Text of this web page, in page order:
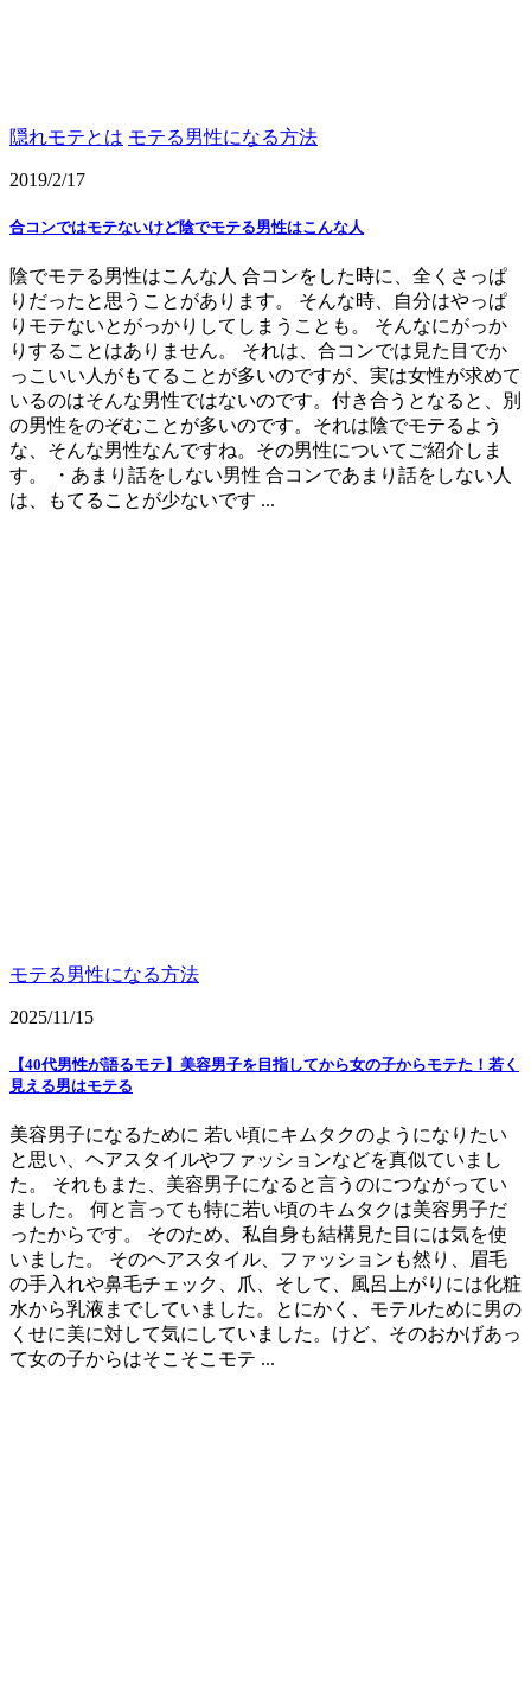
隠れモテとは モテる男性になる方法
2019/2/17
合コンではモテないけど陰でモテる男性はこんな人
陰でモテる男性はこんな人 合コンをした時に、全くさっぱ
りだったと思うことがあります。 そんな時、自分はやっぱ
りモテないとがっかりしてしまうことも。 そんなにがっか
りすることはありません。 それは、合コンでは見た目でか
っこいい人がもてることが多いのですが、実は女性が求めて
いるのはそんな男性ではないのです。付き合うとなると、別
の男性をのぞむことが多いのです。それは陰でモテるよう
な、そんな男性なんですね。その男性についてご紹介しま
す。 ・あまり話をしない男性 合コンであまり話をしない人
は、もてることが少ないです ...
モテる男性になる方法
2025/11/15
【40代男性が語るモテ】美容男子を目指してから女の子からモテた！若く
見える男はモテる
美容男子になるために 若い頃にキムタクのようになりたい
と思い、ヘアスタイルやファッションなどを真似ていまし
た。 それもまた、美容男子になると言うのにつながってい
ました。 何と言っても特に若い頃のキムタクは美容男子だ
ったからです。 そのため、私自身も結構見た目には気を使
いました。 そのヘアスタイル、ファッションも然り、眉毛
の手入れや鼻毛チェック、爪、そして、風呂上がりには化粧
水から乳液までしていました。とにかく、モテルために男の
くせに美に対して気にしていました。けど、そのおかげあっ
て女の子からはそこそこモテ ...